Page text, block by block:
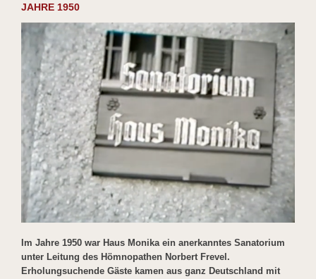
JAHRE 1950
Im Jahre 1950 war Haus Monika ein anerkanntes Sanatorium
unter Leitung des Hömnopathen Norbert Frevel.
Erholungsuchende Gäste kamen aus ganz Deutschland mit